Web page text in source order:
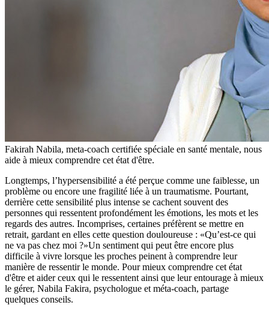
Fakirah Nabila, meta-coach certifiée spéciale en santé mentale, nous
aide à mieux comprendre cet état d'être.
Longtemps, l’hypersensibilité a été perçue comme une faiblesse, un
problème ou encore une fragilité liée à un traumatisme. Pourtant,
derrière cette sensibilité plus intense se cachent souvent des
personnes qui ressentent profondément les émotions, les mots et les
regards des autres. Incomprises, certaines préfèrent se mettre en
retrait, gardant en elles cette question douloureuse : «Qu’est-ce qui
ne va pas chez moi ?»Un sentiment qui peut être encore plus
difficile à vivre lorsque les proches peinent à comprendre leur
manière de ressentir le monde. Pour mieux comprendre cet état
d'être et aider ceux qui le ressentent ainsi que leur entourage à mieux
le gérer, Nabila Fakira, psychologue et méta-coach, partage
quelques conseils.